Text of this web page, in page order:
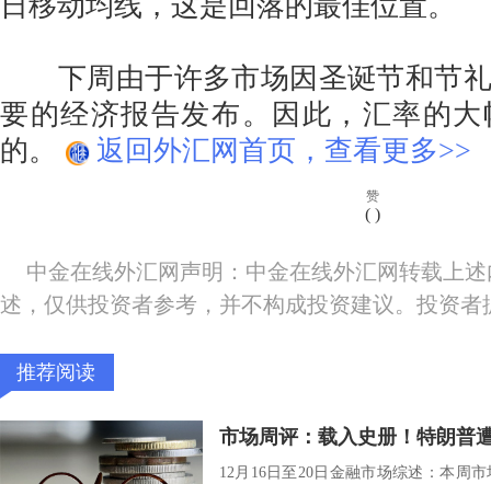
日移动均线，这是回落的最佳位置。
下周由于许多市场因圣诞节和节礼
要的经济报告发布。因此，汇率的
的。
返回外汇网首页，查看更多>>
赞
( )
中金在线外汇网声明：中金在线外汇网转载上
述，仅供投资者参考，并不构成投资建议。投资
推荐阅读
12月16日至20日金融市场综述：本周